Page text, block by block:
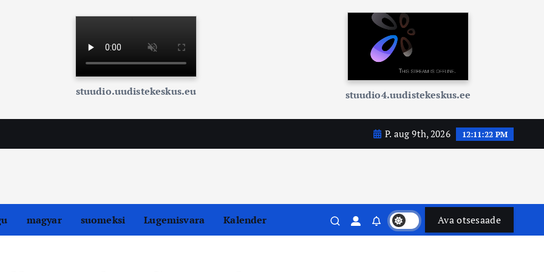
stuudio.uudistekeskus.eu stuudio4.uudistekeskus.ee
P. aug 9th, 2026 12:11:24 PM
magyar suomeksi Lugemisvara Kalender Ava otsesaade